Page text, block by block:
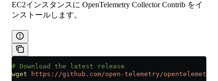
EC2インスタンスに OpenTelemetry Collector Contrib をイ
ンストールします。
# Download the latest release
wget https://github.com/open-telemetry/